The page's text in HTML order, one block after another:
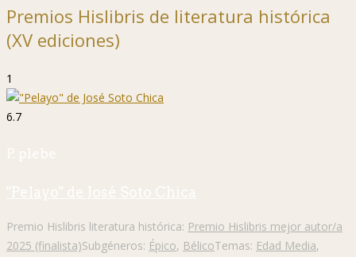
Premios Hislibris de literatura histórica
(XV ediciones)
1
6.7
P. plebe
"Pelayo" de José Soto Chica
Premio Hislibris literatura histórica: Premio Hislibris mejor autor/a
2025 (finalista)Subgéneros: Épico, BélicoTemas: Edad Media,